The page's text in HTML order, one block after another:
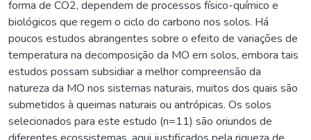
forma de CO2, dependem de processos físico-químico e
biológicos que regem o ciclo do carbono nos solos. Há
poucos estudos abrangentes sobre o efeito de variações de
temperatura na decomposição da MO em solos, embora tais
estudos possam subsidiar a melhor compreensão da
natureza da MO nos sistemas naturais, muitos dos quais são
submetidos à queimas naturais ou antrópicas. Os solos
selecionados para este estudo (n=11) são oriundos de